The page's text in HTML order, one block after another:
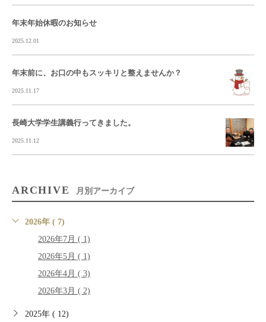
年末年始休暇のお知らせ
2025.12.01
年末前に、お口の中もスッキリと整えませんか？
2025.11.17
長崎大学学生講義行ってきました。
2025.11.12
ARCHIVE 月別アーカイブ
2026年 ( 7)
2026年7月 ( 1)
2026年5月 ( 1)
2026年4月 ( 3)
2026年3月 ( 2)
2025年 ( 12)